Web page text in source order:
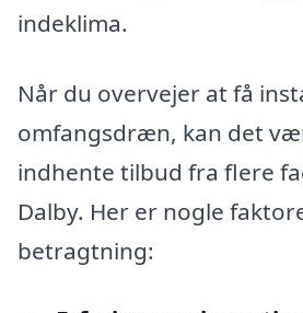
indeklima.
Når du overvejer at få
omfangsdræn, kan det
indhente tilbud fra flere
Dalby. Her er nogle
betragtning: